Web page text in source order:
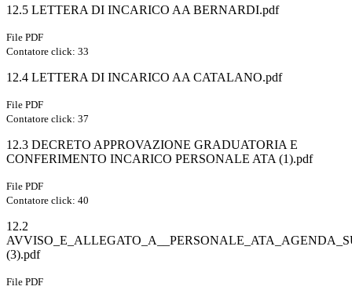
12.5 LETTERA DI INCARICO AA BERNARDI.pdf
File PDF
Contatore click: 33
12.4 LETTERA DI INCARICO AA CATALANO.pdf
File PDF
Contatore click: 37
12.3 DECRETO APPROVAZIONE GRADUATORIA E
CONFERIMENTO INCARICO PERSONALE ATA (1).pdf
File PDF
Contatore click: 40
12.2
(3).pdf
File PDF